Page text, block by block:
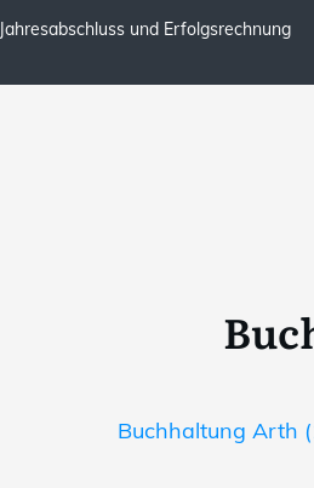
Jahresabschluss und Erfolgsrechnung
Buchhaltung Arth